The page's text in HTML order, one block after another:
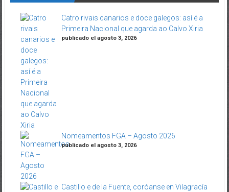
Catro rivais canarios e doce galegos: así é a
Primeira Nacional que agarda ao Calvo Xiria
publicado el agosto 3, 2026
Nomeamentos FGA – Agosto 2026
publicado el agosto 3, 2026
Castillo e de la Fuente, coróanse en Vilagracía